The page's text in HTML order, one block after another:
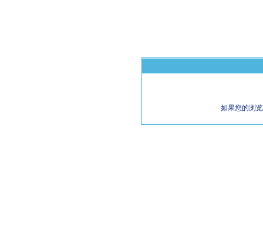
如果您的浏